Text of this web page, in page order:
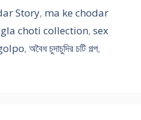
Story, ma ke chodar
choti collection, sex
, অবৈধ চুদাচুদির চটি গল্প,